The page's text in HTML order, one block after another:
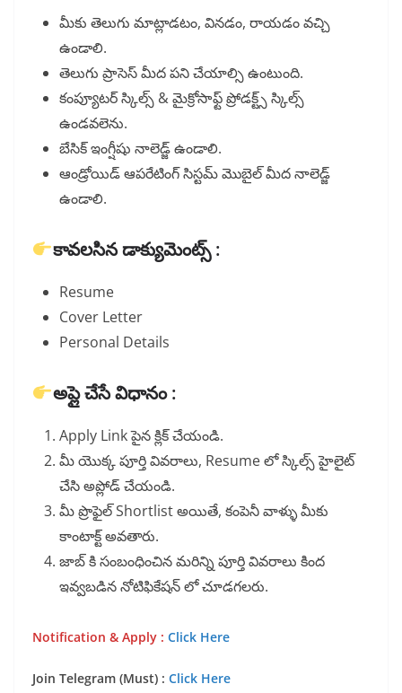
మీకు తెలుగు మాట్లాడటం, వినడం, రాయడం వచ్చి
ఉండాలి.
తెలుగు ప్రాసెస్ మీద పని చేయాల్సి ఉంటుంది.
కంప్యూటర్ స్కిల్స్ & మైక్రోసాఫ్ట్ ప్రోడక్ట్స్ స్కిల్స్
ఉండవలెను.
బేసిక్ ఇంగ్షీషు నాలెడ్జ్ ఉండాలి.
ఆండ్రోయిడ్ ఆపరేటింగ్ సిస్టమ్ మొబైల్ మీద నాలెడ్జ్
ఉండాలి.
కావలసిన డాక్యుమెంట్స్ :
Resume
Cover Letter
Personal Details
అప్లై చేసే విధానం :
Apply Link పైన క్లిక్ చేయండి.
మీ యొక్క పూర్తి వివరాలు, Resume లో స్కిల్స్ హైలైట్
చేసి అప్లోడ్ చేయండి.
మీ ప్రొఫైల్ Shortlist అయితే, కంపెనీ వాళ్ళు మీకు
కాంటాక్ట్ అవతారు.
జాబ్ కి సంబంధించిన మరిన్ని పూర్తి వివరాలు కింద
ఇవ్వబడిన నోటిఫికేషన్ లో చూడగలరు.
Notification & Apply : Click Here
Join Telegram (Must) : Click Here